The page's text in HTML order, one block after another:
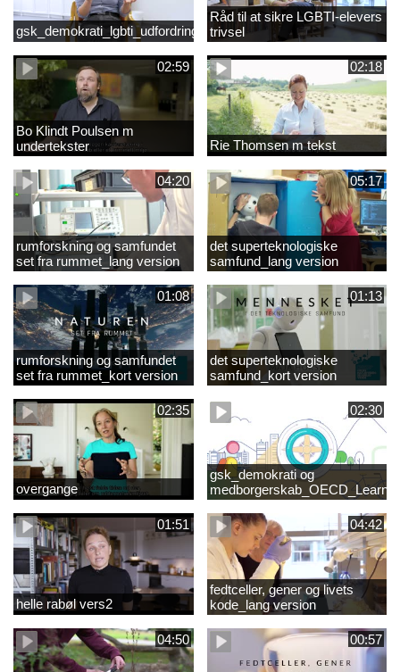
gsk_demokrati_lgbti_udfordringer
Råd til at sikre LGBTI-elevers
trivsel
02:59
Bo Klindt Poulsen m
undertekster
02:18
Rie Thomsen m tekst
04:20
rumforskning og samfundet
set fra rummet_lang version
05:17
det superteknologiske
samfund_lang version
01:08
rumforskning og samfundet
set fra rummet_kort version
01:13
det superteknologiske
samfund_kort version
02:35
overgange
02:30
gsk_demokrati og
Compass 2030
01:51
helle rabøl vers2
04:42
fedtceller, gener og livets
kode_lang version
04:50 00:57